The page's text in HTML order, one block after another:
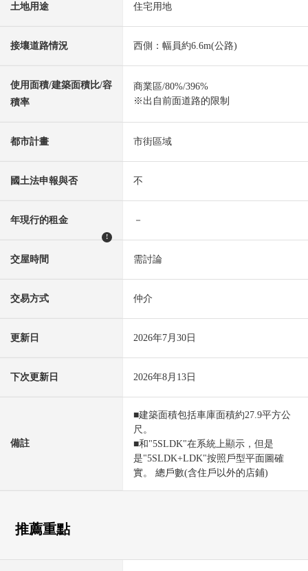
土地用途 住宅用地
接壤道路情況 西側：幅員約6.6m(公路)
使用面積/建築面積比/容
積率
商業區/80%/396%
※出自前面道路的限制
都市計畫 市街區域
國土法申報與否 不
年現行的租金
!
－
交屋時間 需討論
交易方式 仲介
更新日 2026年7月30日
下次更新日 2026年8月13日
備註
■建築面積包括車庫面積約27.9平方公
尺。
■和"5SLDK"在系統上顯示，但是
是"5SLDK+LDK"按照戶型平面圖確
實。 總戶數(含住戶以外的店鋪)
推薦重點